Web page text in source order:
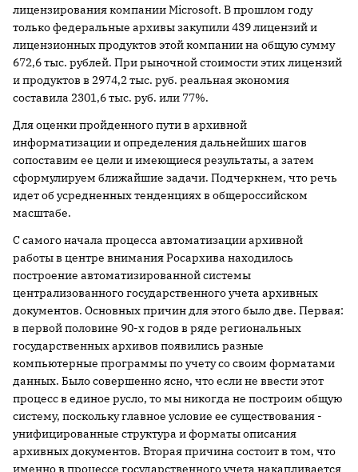
лицензирования компании Microsoft. В прошлом году
только федеральные архивы закупили 439 лицензий и
лицензионных продуктов этой компании на общую сумму
672,6 тыс. рублей. При рыночной стоимости этих лицензий
и продуктов в 2974,2 тыс. руб. реальная экономия
составила 2301,6 тыс. руб. или 77%.
Для оценки пройденного пути в архивной
информатизации и определения дальнейших шагов
сопоставим ее цели и имеющиеся результаты, а затем
сформулируем ближайшие задачи. Подчеркнем, что речь
идет об усредненных тенденциях в общероссийском
масштабе.
С самого начала процесса автоматизации архивной
работы в центре внимания Росархива находилось
построение автоматизированной системы
централизованного государственного учета архивных
документов. Основных причин для этого было две. Первая:
в первой половине 90-х годов в ряде региональных
государственных архивов появились разные
компьютерные программы по учету со своим форматами
данных. Было совершенно ясно, что если не ввести этот
процесс в единое русло, то мы никогда не построим общую
систему, поскольку главное условие ее существования -
унифицированные структура и форматы описания
архивных документов. Вторая причина состоит в том, что
именно в процессе государственного учета накапливается